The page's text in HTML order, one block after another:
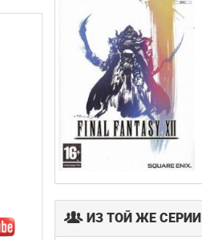
ИЗ ТОЙ ЖЕ СЕРИИ